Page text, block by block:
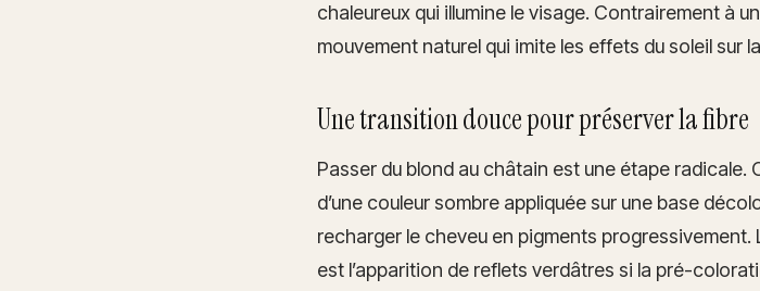
chaleureux qui illumine le visage. Contrairement à
mouvement naturel qui imite les effets du soleil sur
Une transition douce pour préserver la fibre
Passer du blond au châtain est une étape
d’une couleur sombre appliquée sur une base
recharger le cheveu en pigments progressivement.
est l’apparition de reflets verdâtres si la pré-